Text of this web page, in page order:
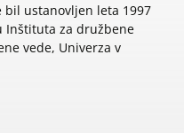
ustanovljen leta 1997
Inštituta za družbene
vede, Univerza v